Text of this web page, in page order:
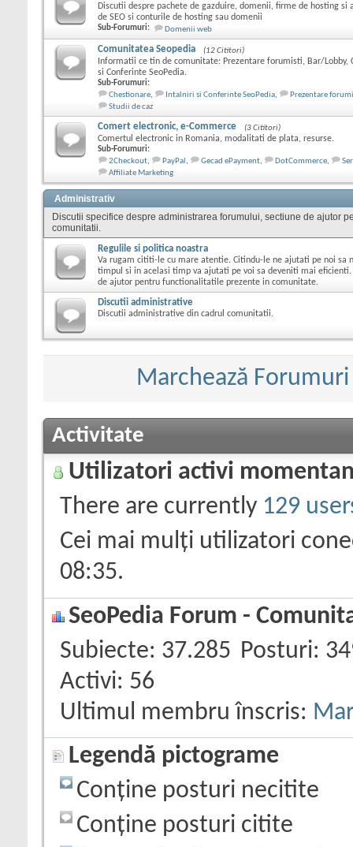
Discutii despre pachete de gazduire, domenii, firme de hosting si
de SEO si conturile de hosting sau domenii
Sub-Forumuri: Domenii web
Comunitatea Seopedia (12 Cititori)
Informatii ce tin de comunitate: Prezentare forumisti, Bar/Lobby,
si Conferinte SeoPedia.
Sub-Forumuri:
Chestionare, Intalniri si Conferinte SeoPedia,
Prezentare
Studii de caz
Comert electronic, e-Commerce (3 Cititori)
Comertul electronic in Romania, modalitati de plata, resurse.
Sub-Forumuri:
2Checkout, PayPal , Gecad ePayment, DotCommerce,
Affiliate Marketing
Administrativ
Discutii specifice despre administrarea forumului, sectiune de ajutor
comunitatii.
Regulile si politica noastra
Va rugam cititi-le cu mare atentie. Citindu-le ne ajutati pe noi sa
timpul si in acelasi timp va ajutati pe voi sa deveniti mai eficienti.
de ajutor pentru functionalitatile prezente in comunitate.
Discutii administrative
Discutii administrative din cadrul comunitatii.
Marchează
Activitate
Utilizatori activi
There are currently 129
Cei mai mulți utilizatori
08:35.
SeoPedia Forum -
Subiecte 37.285 Posturi
Activi 56
Ultimul membru înscris:
Legendă pictograme
Conține posturi necitite
Conține posturi citite